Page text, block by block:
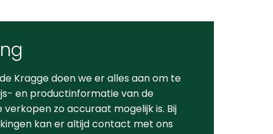
Kragge doen we er alles aan om te
en productinformatie van de
zo accuraat mogelijk is. Bij
kan er altijd contact met ons